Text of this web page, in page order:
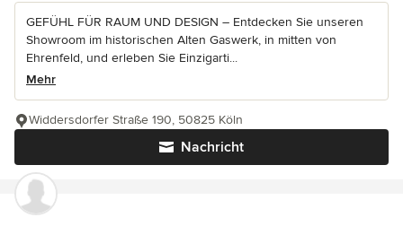
GEFÜHL FÜR RAUM UND DESIGN – Entdecken Sie unseren
Showroom im historischen Alten Gaswerk, in mitten von
Ehrenfeld, und erleben Sie Einzigarti...
Mehr
Nachricht
Widdersdorfer Straße 190, 50825 Köln